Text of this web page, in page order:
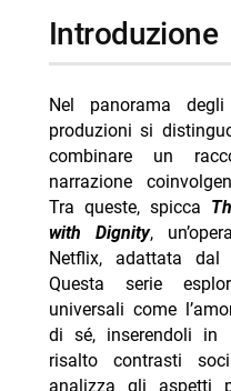
emotiva
-- Kaoruko Waguri:
- differenze sociali ed
- valutazione
- considerazioni finali
-- Scopri di più da
-- RispondiAnnulla
- Reazione a catena
- Delitti del BarLume Il
introduzione
Nel panorama
produzioni si
combinare un
narrazione
Tra queste, spicca
with Dignity,
Netflix, adattata
Questa serie
universali come
di sé, inserendoli in
risalto contrasti
analizza gli aspetti